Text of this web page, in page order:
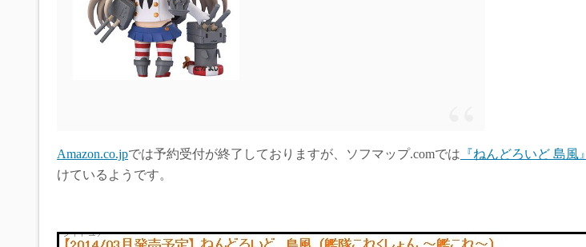
Amazon.co.jpでは予約受付が終了しておりますが、ソフマップ.comでは 『ねんどろいど 島風』
けているようです。